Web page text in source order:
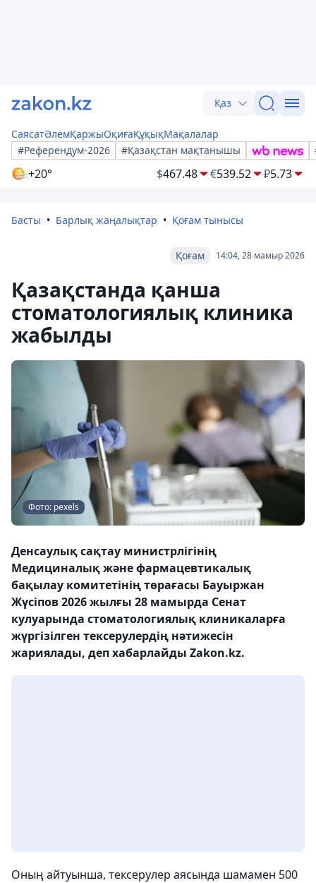
Қаз
СаясатӘлемҚаржыОқиғаҚұқықМақалалар
#Референдум-2026
#Қазақстан мақтанышы
+20° $467.48 €539.52 ₽5.73
Басты Барлық жаңалықтар Қоғам тынысы
14:04, 28 мамыр 2026
Қоғам
Қазақстанда қанша
стоматологиялық клиника
жабылды
Фото: pexels
Денсаулық сақтау министрлігінің
Медициналық және фармацевтикалық
бақылау комитетінің төрағасы Бауыржан
Жүсіпов 2026 жылғы 28 мамырда Сенат
кулуарында стоматологиялық клиникаларға
жүргізілген тексерулердің нәтижесін
жариялады, деп хабарлайды Zakon.kz.
Оның айтуынша, тексерулер аясында шамамен 500